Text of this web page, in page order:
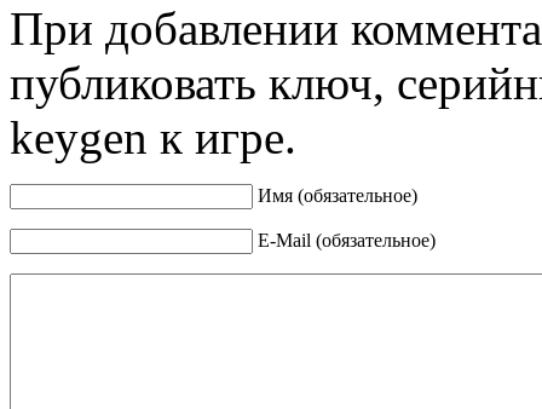
При добавлении
публиковать ключ,
keygen к игре.
Имя (обязательное)
E-Mail (обязательное)